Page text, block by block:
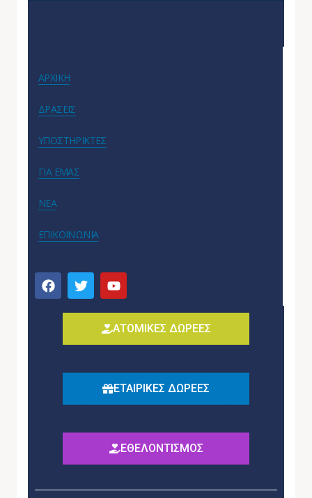
ΑΡΧΙΚΗ
ΔΡΑΣΕΙΣ
ΥΠΟΣΤΗΡΙΚΤΕΣ
ΓΙΑ ΕΜΑΣ
ΝΕΑ
ΕΠΙΚΟΙΝΩΝΙΑ
ΑΤΟΜΙΚΕΣ ΔΩΡΕΕΣ
ΕΤΑΙΡΙΚΕΣ ΔΩΡΕΕΣ
ΕΘΕΛΟΝΤΙΣΜΟΣ